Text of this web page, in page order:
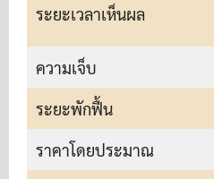
ระยะเวลาเห็นผล
ความเจ็บ
ระยะพักฟื้น
ราคาโดยประมาณ